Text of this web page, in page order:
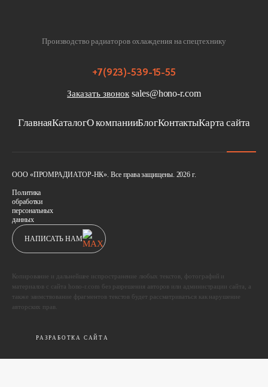
Производство радиаторов охлаждения на спецтехнику
ГлавнаяКаталогО компанииБлогКонтактыКарта сайта
+7(923)-539-15-55
Заказать звонок sales@hono-r.com
ООО «ПРОМРАДИАТОР-НК». Все права защищены. 2026 г.
Политика
обработки
персональных
данных
НАПИСАТЬ НАМ
Копирование и дальнейшее испространение любых текстов, фотографий и
материалов с сайта hono-r.com без разрешения авторов или администрации сайта, а
также заимствование фрагментов текстов будет рассматриваться как нарушение
авторских прав.
РАЗРАБОТКА САЙТА